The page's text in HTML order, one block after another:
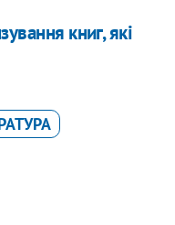
книг, які